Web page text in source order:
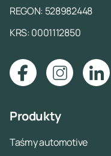
REGON: 528982448
KRS: 0001112850
Produkty
Taśmy automotive